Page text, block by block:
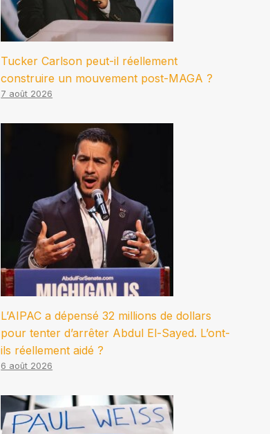
Tucker Carlson peut-il réellement
construire un mouvement post-MAGA ?
7 août 2026
L’AIPAC a dépensé 32 millions de dollars
pour tenter d’arrêter Abdul El-Sayed. L’ont-
ils réellement aidé ?
6 août 2026